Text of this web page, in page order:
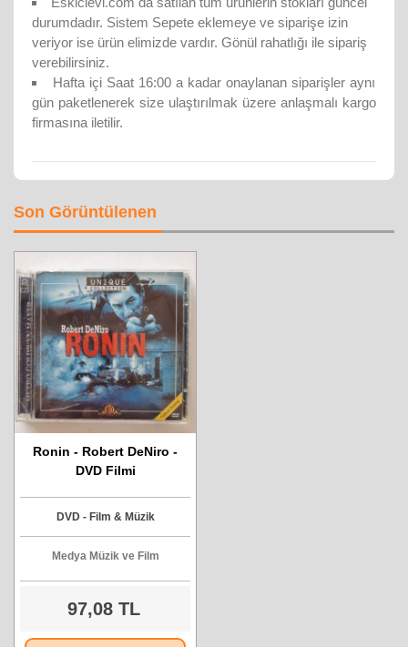
durumdadır. Sistem Sepete eklemeye ve siparişe izin
veriyor ise ürün elimizde vardır. Gönül rahatlığı ile sipariş
verebilirsiniz.
Hafta içi Saat 16:00 a kadar onaylanan siparişler aynı
gün paketlenerek size ulaştırılmak üzere anlaşmalı kargo
firmasına iletilir.
Son Görüntülenen
Ronin - Robert DeNiro -
DVD Filmi
DVD - Film & Müzik
Medya Müzik ve Film
97,08 TL